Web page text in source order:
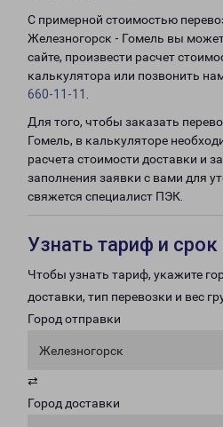
С примерной стоимостью
Железногорск - Гомель вы
сайте, произвести расчет
калькулятора или позвонить
660-11-11
Для того, чтобы заказать
Гомель, в калькуляторе
расчета стоимости доставки и
заполнения заявки с вами для
свяжется специалист ПЭК.
Узнать тариф и
Чтобы узнать тариф, укажите
доставки, тип перевозки и вес
Город отправки
Железногорск
⇄
Город доставки